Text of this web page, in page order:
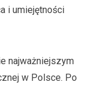
i umiejętności
najważniejszym
w Polsce. Po